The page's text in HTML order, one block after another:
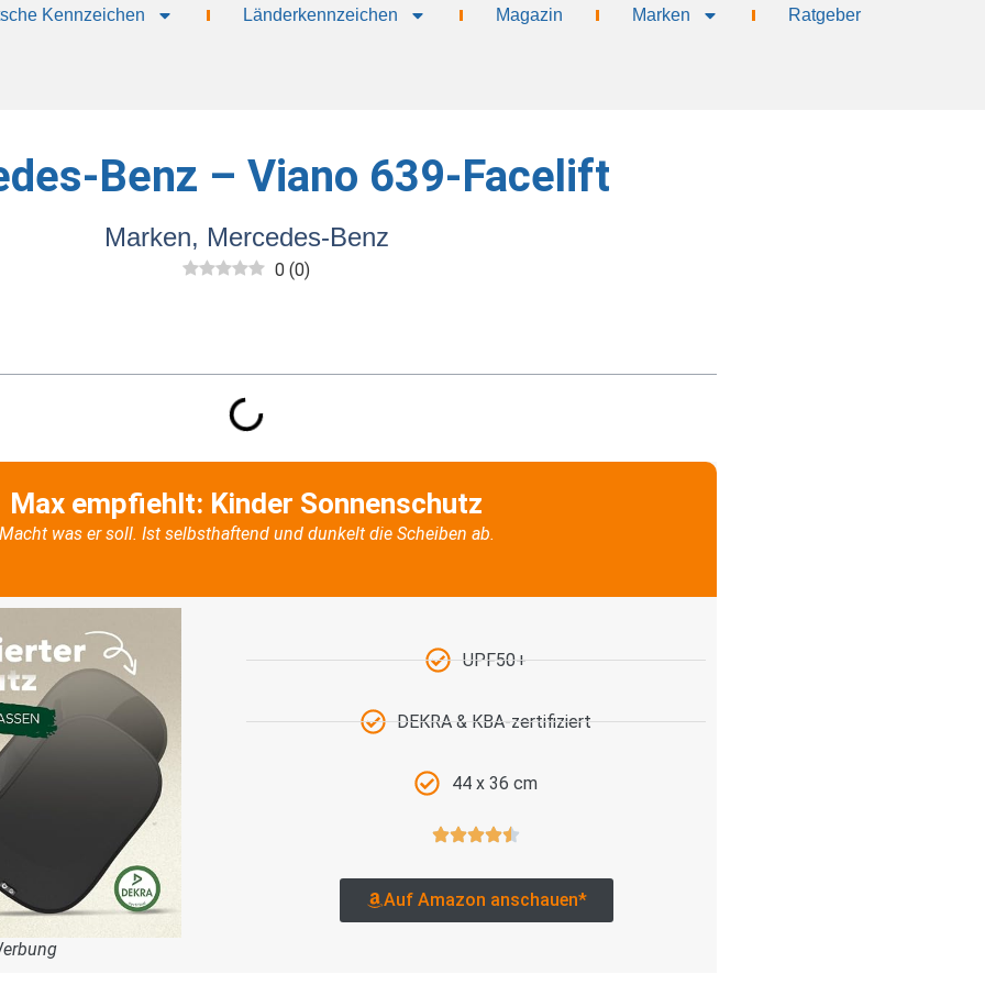
Kennzeichen Länderkennzeichen Magazin Marken Ratgeber
Benz – Viano 639-Facelift
Marken, Mercedes-Benz
0 (0)
Max empfiehlt: Kinder Sonnenschutz
was er soll. Ist selbsthaftend und dunkelt die Scheiben ab.
UPF50+
DEKRA & KBA-zertifiziert
44 x 36 cm
Auf Amazon anschauen*